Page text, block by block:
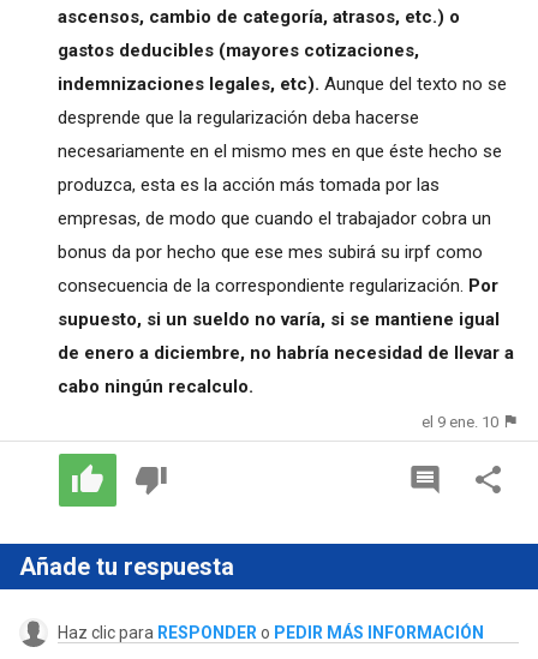
ascensos, cambio de categoría, atrasos, etc.) o
gastos deducibles (mayores cotizaciones,
indemnizaciones legales, etc). Aunque del texto no se
desprende que la regularización deba hacerse
necesariamente en el mismo mes en que éste hecho se
produzca, esta es la acción más tomada por las
empresas, de modo que cuando el trabajador cobra un
bonus da por hecho que ese mes subirá su irpf como
consecuencia de la correspondiente regularización. Por
supuesto, si un sueldo no varía, si se mantiene igual
de enero a diciembre, no habría necesidad de llevar a
cabo ningún recalculo.
el 9 ene. 10
Añade tu respuesta
Haz clic para RESPONDER o PEDIR MÁS INFORMACIÓN